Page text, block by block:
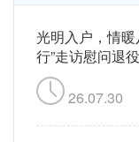
光明入户，情
行”走访慰问退
26.07.30